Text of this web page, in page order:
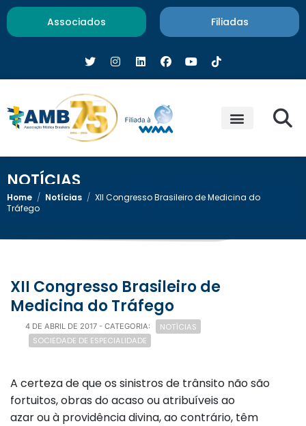
Associados Filiadas
NOTÍCIAS
Home / Notícias / XII Congresso Brasileiro de Medicina do
Tráfego
XII Congresso Brasileiro de
Medicina do Tráfego
4 DE ABRIL DE 2017 - CATEGORIA:
NOTÍCIAS
SOCIEDADE DE ESPECIALIDADE
A certeza de que os sinistros de trânsito não são
fortuitos, obras do acaso ou atribuíveis ao
azar ou à providência divina, ao contrário, têm